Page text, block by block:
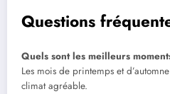
Questions
Quels sont les meilleurs
Les mois de printemps et
climat agréable.